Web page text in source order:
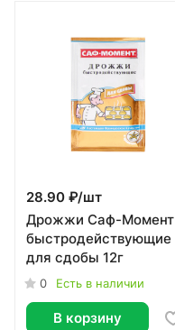
28.90 ₽/шт
Дрожжи Саф-Момент
быстродействующие
для сдобы 12г
0 Есть в наличии
В корзину